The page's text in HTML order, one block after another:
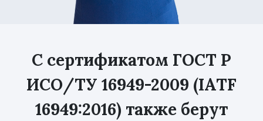
С сертификатом ГОСТ Р
ИСО/ТУ 16949-2009 (IATF
16949:2016) также берут